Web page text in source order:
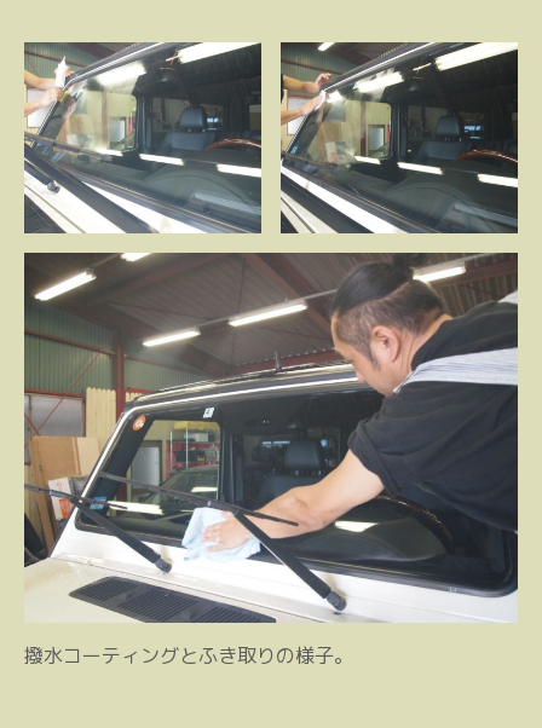
撥水コーティングとふき取りの様子。